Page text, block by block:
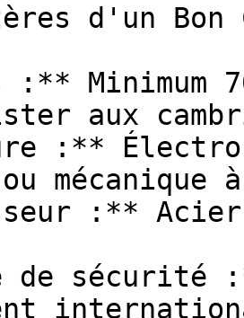
d'un
Minimum
aux
:**
mécanique
:** Acier
de sécurité